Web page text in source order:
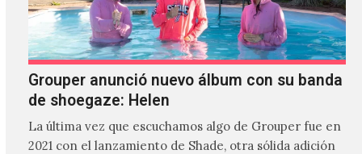
Grouper anunció nuevo álbum con su banda
de shoegaze: Helen
La última vez que escuchamos algo de Grouper fue en
2021 con el lanzamiento de Shade, otra sólida adición